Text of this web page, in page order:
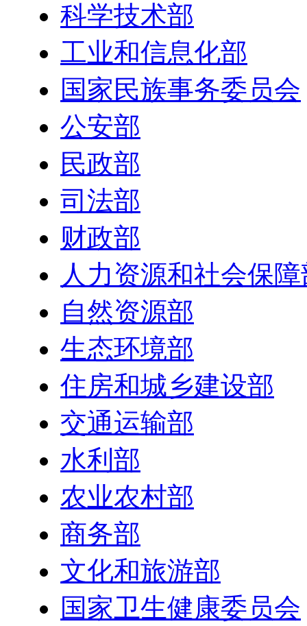
科学技术部
工业和信息化部
国家民族事务委员会
公安部
民政部
司法部
财政部
人力资源和社会保
自然资源部
生态环境部
住房和城乡建设部
交通运输部
水利部
农业农村部
商务部
文化和旅游部
国家卫生健康委员会